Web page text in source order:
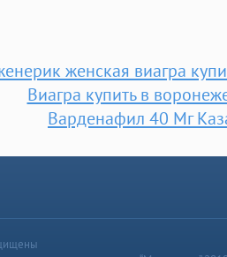
женская виагра
Виагра купить в
Варденафил 40 Мг